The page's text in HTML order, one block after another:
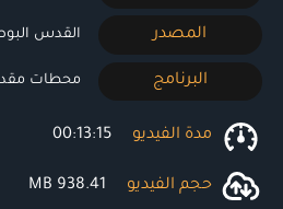
المصدر القدس
البرنامج محطات
مدة الفيديو 00:13:15
حجم الفيديو 938.41 MB